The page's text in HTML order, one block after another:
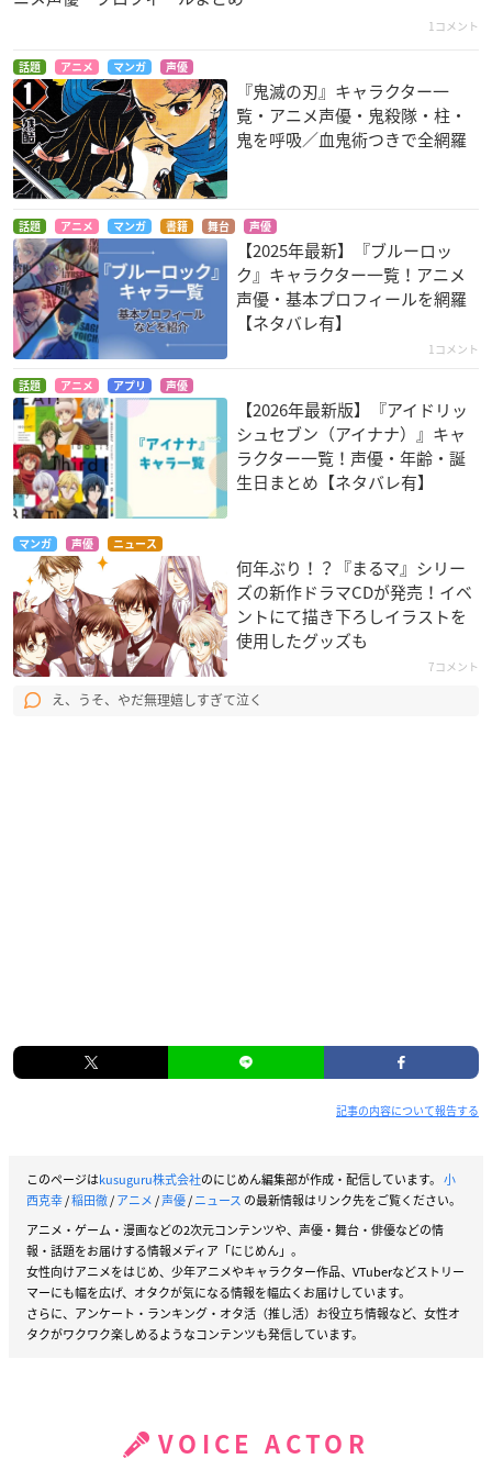
1コメント
話題 アニメ マンガ 声優
『鬼滅の刃』キャラクター一
覧・アニメ声優・鬼殺隊・柱・
鬼を呼吸／血鬼術つきで全網羅
話題 アニメ マンガ 書籍 舞台 声優
【2025年最新】『ブルーロッ
ク』キャラクター一覧！アニメ
声優・基本プロフィールを網羅
【ネタバレ有】
1コメント
話題 アニメ アプリ 声優
【2026年最新版】『アイドリッ
シュセブン（アイナナ）』キャ
ラクター一覧！声優・年齢・誕
生日まとめ【ネタバレ有】
マンガ 声優 ニュース
何年ぶり！？『まるマ』シリー
ズの新作ドラマCDが発売！イベ
ントにて描き下ろしイラストを
使用したグッズも
7コメント
え、うそ、やだ無理嬉しすぎて泣く
記事の内容について報告する
このページはkusuguru株式会社のにじめん編集部が作成・配信しています。 小
西克幸/稲田徹/アニメ/声優/ニュース の最新情報はリンク先をご覧ください。
アニメ・ゲーム・漫画などの2次元コンテンツや、声優・舞台・俳優などの情
報・話題をお届けする情報メディア「にじめん」。
女性向けアニメをはじめ、少年アニメやキャラクター作品、VTuberなどストリー
マーにも幅を広げ、オタクが気になる情報を幅広くお届けしています。
さらに、アンケート・ランキング・オタ活（推し活）お役立ち情報など、女性オ
タクがワクワク楽しめるようなコンテンツも発信しています。
VOICE ACTOR